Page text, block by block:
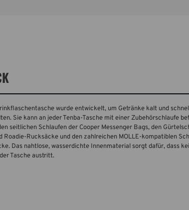
wurde entwickelt, um Getränke kalt und
Sie kann an jeder Tenba-Tasche mit einer Zubehörschlaufe
seitlichen Schlaufen der Cooper Messenger Bags, den
Roadie-Rucksäcke und den zahlreichen MOLLE-kompatiblen
Das nahtlose, wasserdichte Innenmaterial sorgt dafür, dass
Tasche austritt.